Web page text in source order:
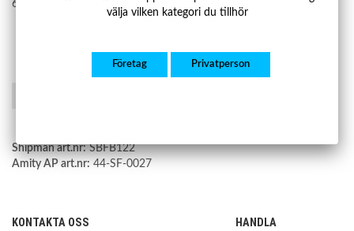
622104290R
Shipman art.nr: SBFB122
Amity AP art.nr: 44-SF-0027
KONTAKTA OSS HANDLA
välja vilken kategori du tillhör
Företag Privatperson